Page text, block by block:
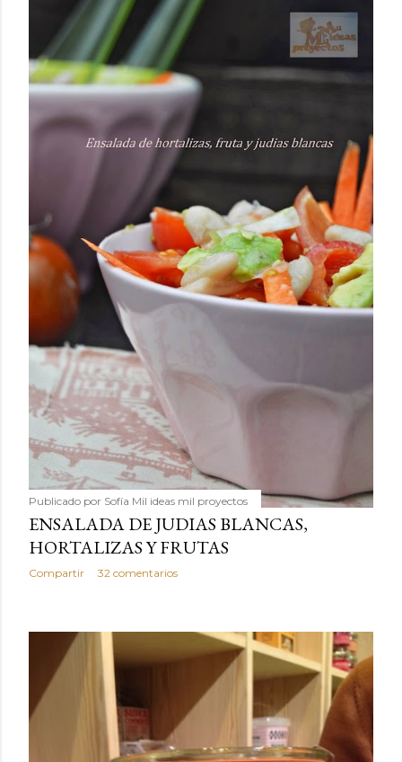
Publicado por Sofía Mil ideas mil proyectos
ENSALADA DE JUDIAS BLANCAS,
HORTALIZAS Y FRUTAS
Compartir 32 comentarios